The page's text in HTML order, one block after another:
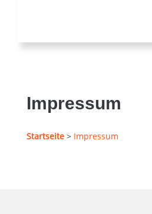
Impressum
Startseite > Impressum